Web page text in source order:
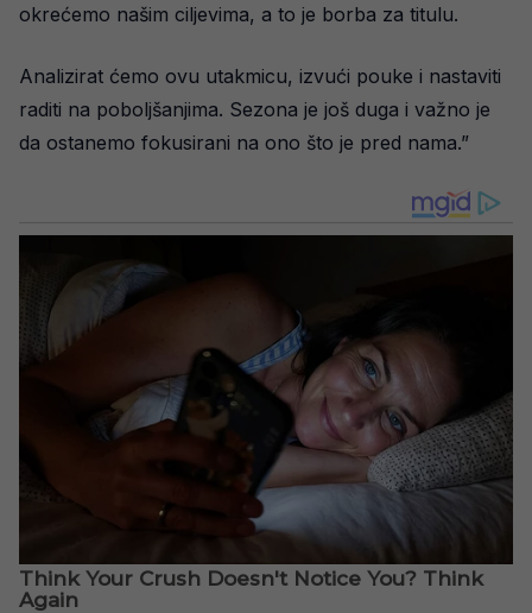
okrećemo našim ciljevima, a to je borba za titulu.
Analizirat ćemo ovu utakmicu, izvući pouke i nastaviti
raditi na poboljšanjima. Sezona je još duga i važno je
da ostanemo fokusirani na ono što je pred nama.”